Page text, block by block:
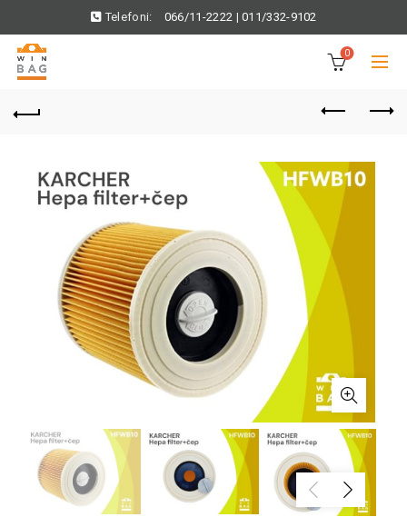
Telefoni: 066/11-2222 |011/332-9102
0